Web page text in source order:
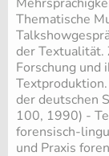
Thematische
der Textualität.
Forschung und
der deutschen
100, 1990) -
forensisch-
und Praxis